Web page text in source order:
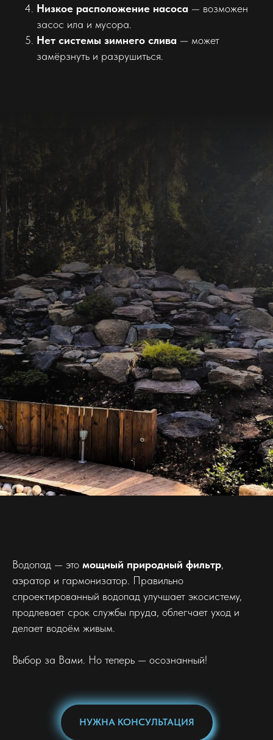
Низкое расположение насоса — возможен
засос ила и мусора.
Нет системы зимнего слива — может
замёрзнуть и разрушиться.
Водопад — это мощный природный фильтр
аэратор и гармонизатор. Правильно
спроектированный водопад улучшает экосистему,
продлевает срок службы пруда, облегчает уход и
делает водоём живым.
Выбор за Вами. Но теперь — осознанный!
НУЖНА КОНСУЛЬТАЦИЯ